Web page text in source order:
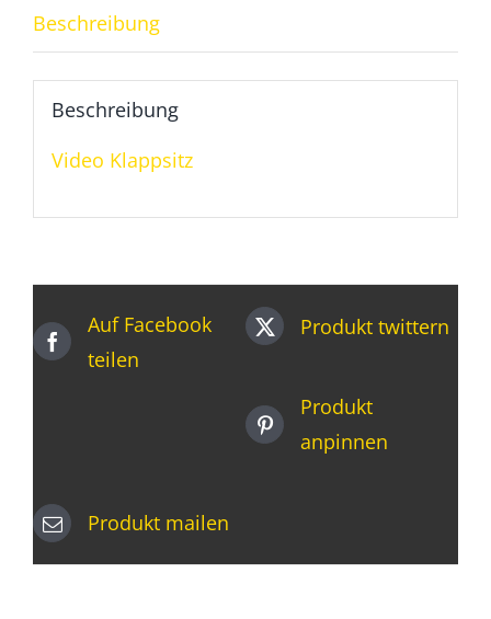
Schwarz
Menge
Beschreibung
Beschreibung
Video Klappsitz
Auf Facebook
teilen
Produkt twittern
Produkt
anpinnen
Produkt mailen